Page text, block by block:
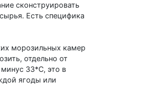
сконструировать
Есть специфика
морозильных камер
отдельно от
33*С, это в
ягоды или